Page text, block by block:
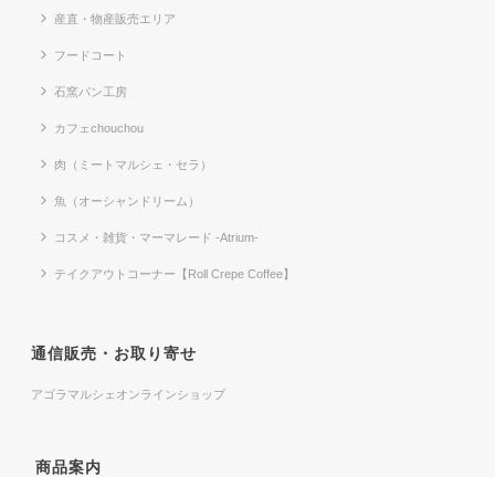
産直・物産販売エリア
フードコート
石窯パン工房
カフェchouchou
肉（ミートマルシェ・セラ）
魚（オーシャンドリーム）
コスメ・雑貨・マーマレード -Atrium-
テイクアウトコーナー【Roll Crepe Coffee】
通信販売・お取り寄せ
アゴラマルシェオンラインショップ
商品案内